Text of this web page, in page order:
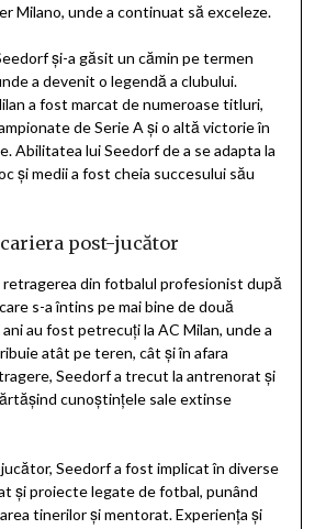
Milano, unde a continuat să exceleze.
și-a găsit un cămin pe termen
a devenit o legendă a clubului.
a fost marcat de numeroase titluri,
de Serie A și o altă victorie în
Abilitatea lui Seedorf de a se adapta la
și medii a fost cheia succesului său
post-jucător
retragerea din fotbalul profesionist după
s-a întins pe mai bine de două
au fost petrecuți la AC Milan, unde a
atât pe teren, cât și în afara
Seedorf a trecut la antrenorat și
cunoștințele sale extinse
Seedorf a fost implicat în diverse
și proiecte legate de fotbal, punând
tinerilor și mentorat. Experiența și